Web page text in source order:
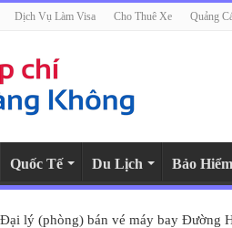
Dịch Vụ Làm Visa Cho Thuê Xe Quảng
Quốc Tế Du Lịch Bảo Hiểm
Đại lý (phòng) bán vé máy bay Đường